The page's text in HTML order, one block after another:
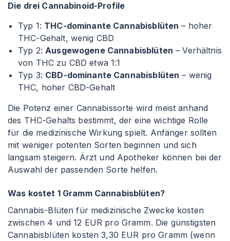
Die drei Cannabinoid-Profile
Typ 1: THC-dominante Cannabisblüten – hoher
THC-Gehalt, wenig CBD
Typ 2:Ausgewogene Cannabisblüten – Verhältnis
von THC zu CBD etwa 1:1
Typ 3: CBD-dominante Cannabisblüten – wenig
THC, hoher CBD-Gehalt
Die Potenz einer Cannabissorte wird meist anhand
des THC-Gehalts bestimmt, der eine wichtige Rolle
für die medizinische Wirkung spielt. Anfänger sollten
mit weniger potenten Sorten beginnen und sich
langsam steigern. Ärzt und Apotheker können bei der
Auswahl der passenden Sorte helfen.
Was kostet 1 Gramm Cannabisblüten?
Cannabis-Blüten für medizinische Zwecke kosten
zwischen 4 und 12 EUR pro Gramm. Die günstigsten
Cannabisblüten kosten 3,30 EUR pro Gramm (wenn